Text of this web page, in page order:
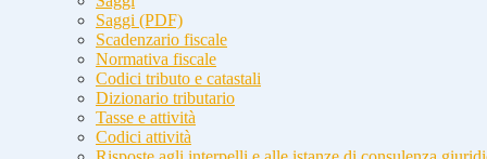
Saggi (PDF)
Scadenzario fiscale
Normativa fiscale
Codici tributo e catastali
Dizionario tributario
Tasse e attività
Codici attività